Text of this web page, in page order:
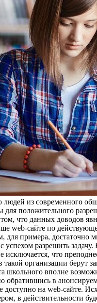
людей из современного
положительного
что данных доводов
web-сайте по
для примера,
разрешить
исключается, что
такой организации
школьного вполне
обратившись в
на web-сайте.
в действительности